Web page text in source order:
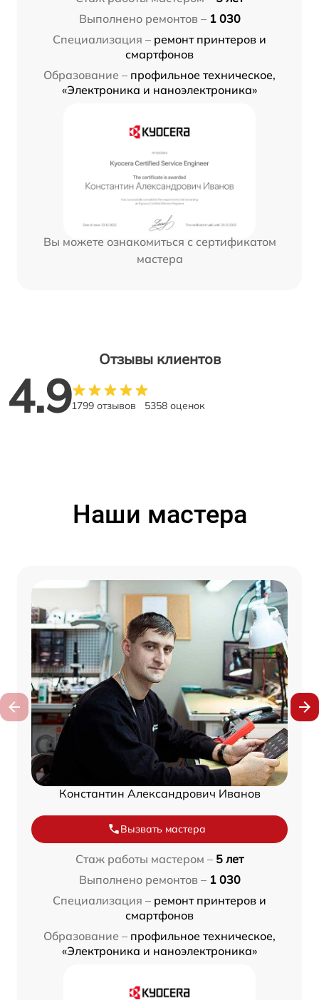
Выполнено ремонтов – 1 030
Специализация – ремонт принтеров и
смартфонов
Образование – профильное техническое,
«Электроника и наноэлектроника»
Вы можете ознакомиться с сертификатом
мастера
Отзывы клиентов
4.91799 отзывов 5358 оценок
Наши мастера
Константин Александрович Иванов
Вызвать мастера
Стаж работы мастером – 5 лет
Выполнено ремонтов – 1 030
Специализация – ремонт принтеров и
смартфонов
Образование – профильное техническое,
«Электроника и наноэлектроника»